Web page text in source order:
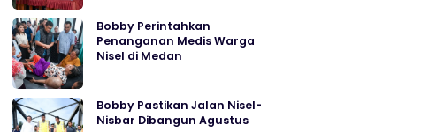
Bobby Perintahkan
Penanganan Medis Warga
Nisel di Medan
Bobby Pastikan Jalan Nisel-
Nisbar Dibangun Agustus